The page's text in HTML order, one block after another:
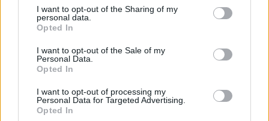
not limited to your visit or usage behaviour. You may click to
grant or deny consent to Google and its third-party tags to
use your data for below specified purposes in below Google
consent section.
I want to opt-out of the Sharing of my
personal data.
Opted In
I want to opt-out of the Sale of my
Personal Data.
Opted In
I want to opt-out of processing my
Personal Data for Targeted Advertising.
Opted In
Megtekintés az X-en